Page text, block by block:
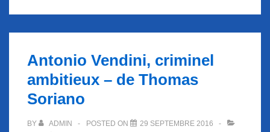
Antonio Vendini, criminel
ambitieux – de Thomas
Soriano
BY ADMIN POSTED ON
29 SEPTEMBRE 2016